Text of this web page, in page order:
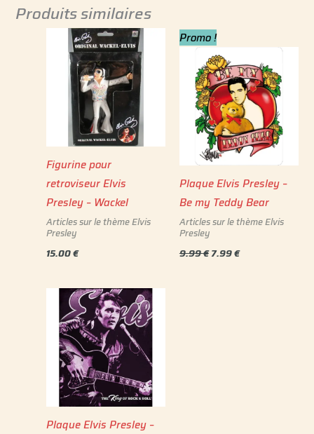
Produits similaires
Figurine pour
retroviseur Elvis
Presley – Wackel
Articles sur le thème Elvis
Presley
15.00€
Promo !
Plaque Elvis Presley –
Be my Teddy Bear
Articles sur le thème Elvis
Presley
9.99€
Le
prix
initial
était :
9.99 €.
7.99€
prix
est :
7.99 €.
Plaque Elvis Presley –